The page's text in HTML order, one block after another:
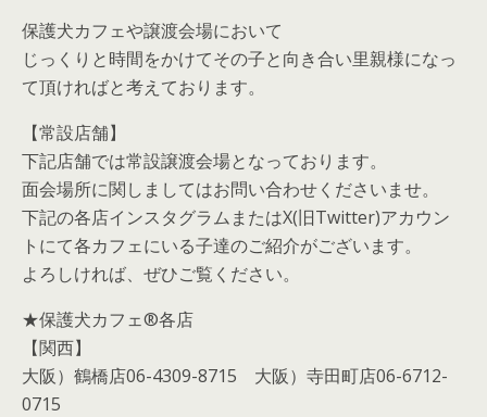
保護犬カフェや譲渡会場において
じっくりと時間をかけてその子と向き合い里親様になっ
て頂ければと考えております。
【常設店舗】
下記店舗では常設譲渡会場となっております。
面会場所に関しましてはお問い合わせくださいませ。
下記の各店インスタグラムまたはX(旧Twitter)アカウン
トにて各カフェにいる子達のご紹介がございます。
よろしければ、ぜひご覧ください。
★保護犬カフェ®各店
【関西】
大阪）鶴橋店06-4309-8715 大阪）寺田町店06-6712-
0715